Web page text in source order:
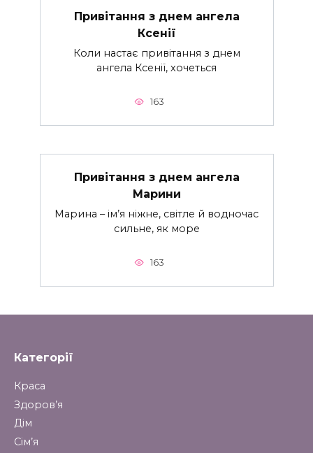
Привітання з днем ангела
Ксенії
Коли настає привітання з днем
ангела Ксенії, хочеться
163
Привітання з днем ангела
Марини
Марина – ім’я ніжне, світле й водночас
сильне, як море
163
Категорії
Краса
Здоров’я
Дім
Сім’я